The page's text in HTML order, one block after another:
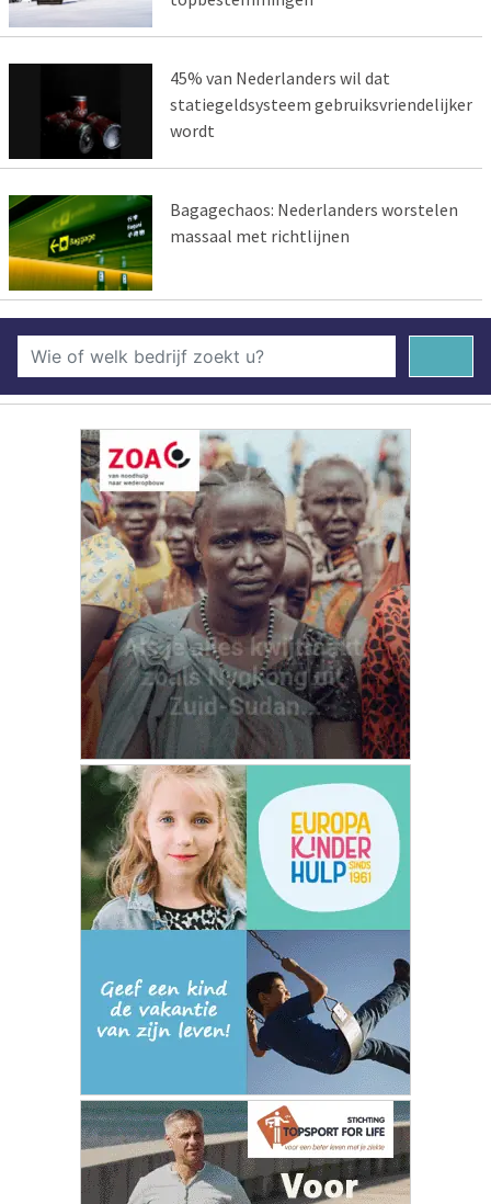
45% van Nederlanders wil dat
statiegeldsysteem gebruiksvriendelijker
wordt
Bagagechaos: Nederlanders worstelen
massaal met richtlijnen